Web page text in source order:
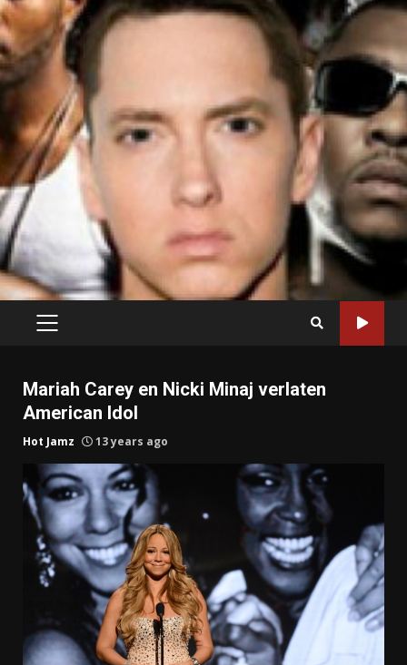
PRIMARY
Mariah Carey en Nicki Minaj verlaten
American Idol
Hot Jamz 13 years ago